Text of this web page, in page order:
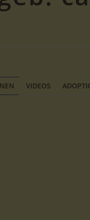
VIDEOS